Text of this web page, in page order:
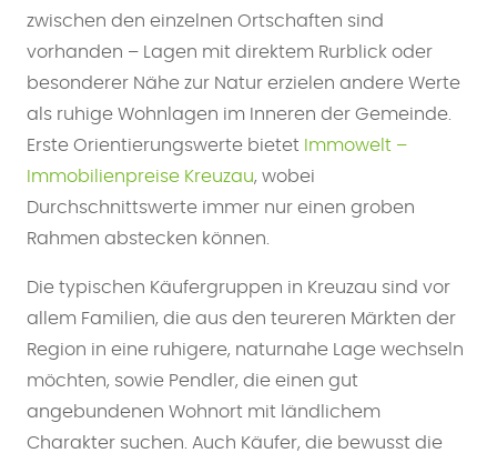
zwischen den einzelnen Ortschaften sind
vorhanden – Lagen mit direktem Rurblick oder
besonderer Nähe zur Natur erzielen andere Werte
als ruhige Wohnlagen im Inneren der Gemeinde.
Erste Orientierungswerte bietet
Immowelt –
Immobilienpreise Kreuzau, wobei
Durchschnittswerte immer nur einen groben
Rahmen abstecken können.
Die typischen Käufergruppen in Kreuzau sind vor
allem Familien, die aus den teureren Märkten der
Region in eine ruhigere, naturnahe Lage wechseln
möchten, sowie Pendler, die einen gut
angebundenen Wohnort mit ländlichem
Charakter suchen. Auch Käufer, die bewusst die